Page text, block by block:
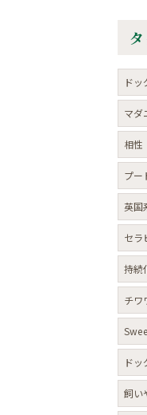
ドッ
マダ
相性
プー
英国
セラ
持続
チワ
ドッ
飼い